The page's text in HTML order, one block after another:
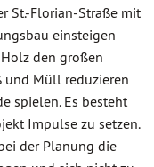
St.-Florian-Straße mit
einsteigen
den großen
und Müll reduzieren
spielen. Es besteht
Impulse zu setzen.
der Planung die